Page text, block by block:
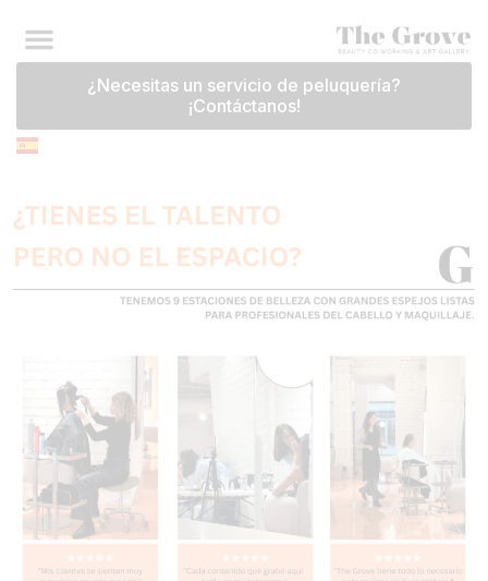
¿Necesitas un servicio de peluquería?
¡Contáctanos!